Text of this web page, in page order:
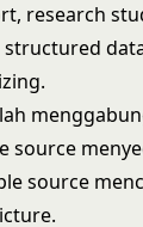
research
structured
source
source